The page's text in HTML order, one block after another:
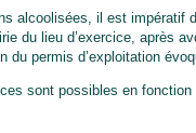
alcoolisées, il est impératif
du lieu d’exercice, après
du permis d’exploitation
sont possibles en fonction